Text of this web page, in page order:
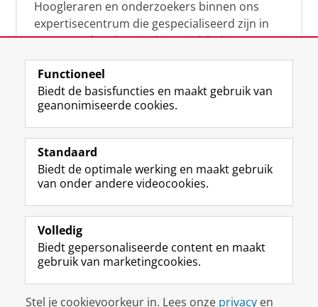
Hoogleraren en onderzoekers binnen ons
expertisecentrum die gespecialiseerd zijn in
samenwerken, innovatie, creativiteit,
diversiteit, leiderschap en ethisch gedrag.
Over deze blog
Via deze blog vertalen onze experts hun
(actuele) wetenschappelijke kennis naar
praktische, heldere en toegankelijke inzichten.
Disclaimer & Copyright
Functioneel
Biedt de basisfuncties en maakt gebruik van
geanonimiseerde cookies.
Standaard
Biedt de optimale werking en maakt gebruik
van onder andere videocookies.
Volledig
Biedt gepersonaliseerde content en maakt
gebruik van marketingcookies.
Stel je cookievoorkeur in. Lees onze privacy en